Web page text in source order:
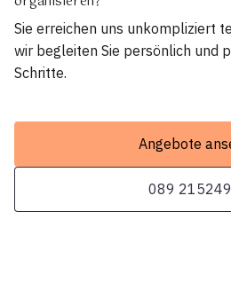
Sie erreichen uns unkompliziert
wir begleiten Sie persönlich und
Schritte.
Angebote
089